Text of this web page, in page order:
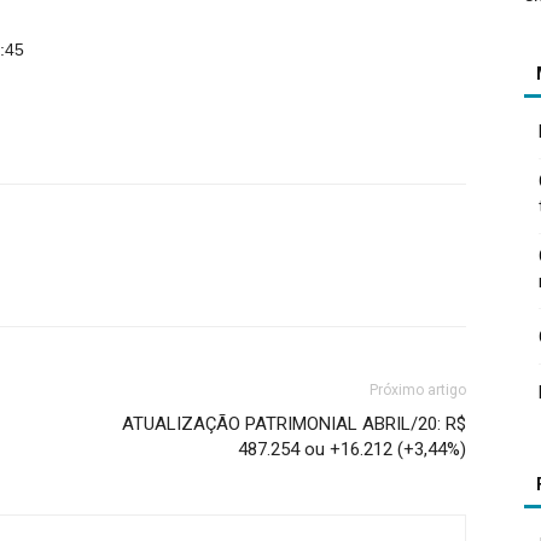
Próximo artigo
ATUALIZAÇÃO PATRIMONIAL ABRIL/20: R$
487.254 ou +16.212 (+3,44%)